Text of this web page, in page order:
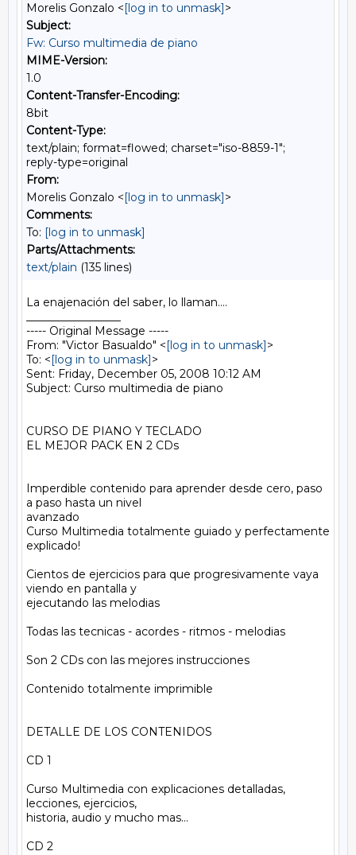
Morelis Gonzalo <[log in to unmask]>
Subject:
Fw: Curso multimedia de piano
MIME-Version:
1.0
Content-Transfer-Encoding:
8bit
Content-Type:
text/plain; format=flowed; charset="iso-8859-1";
reply-type=original
From:
Morelis Gonzalo <[log in to unmask]>
Comments:
To: [log in to unmask]
Parts/Attachments:
text/plain (135 lines)
La enajenación del saber, lo llaman....
----- Original Message -----
From: "Victor Basualdo" <[log in to unmask]>
To: <[log in to unmask]>
Sent: Friday, December 05, 2008 10:12 AM
Subject: Curso multimedia de piano
CURSO DE PIANO Y TECLADO
EL MEJOR PACK EN 2 CDs
Imperdible contenido para aprender desde cero, paso
a paso hasta un nivel
avanzado
Curso Multimedia totalmente guiado y perfectamente
explicado!
Cientos de ejercicios para que progresivamente vaya
viendo en pantalla y
ejecutando las melodias
Todas las tecnicas - acordes - ritmos - melodias
Son 2 CDs con las mejores instrucciones
Contenido totalmente imprimible
DETALLE DE LOS CONTENIDOS
CD 1
Curso Multimedia con explicaciones detalladas,
lecciones, ejercicios,
historia, audio y mucho mas...
CD 2